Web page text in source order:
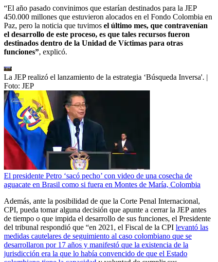
“El año pasado convinimos que estarían destinados para la JEP
450.000 millones que estuvieron alocados en el Fondo Colombia en
Paz, pero la noticia que tuvimos el último mes, que contravenían
el desarrollo de este proceso, es que tales recursos fueron
destinados dentro de la Unidad de Víctimas para otras
funciones”, explicó.
La JEP realizó el lanzamiento de la estrategia ‘Búsqueda Inversa'. |
Foto: JEP
El presidente Petro ‘sacó pecho’ con video de una cosecha de
aguacate en Brasil como si fuera en Montes de María, Colombia
Además, ante la posibilidad de que la Corte Penal Internacional,
CPI, pueda tomar alguna decisión que apunte a cerrar la JEP antes
de tiempo o que impida el desarrollo de sus funciones, el Presidente
del tribunal respondió que “en 2021, el Fiscal de la CPI levantó las
medidas cautelares de seguimiento al caso colombiano que se
desarrollaron por 17 años y manifestó que la existencia de la
jurisdicción era la que lo había convencido de que el Estado